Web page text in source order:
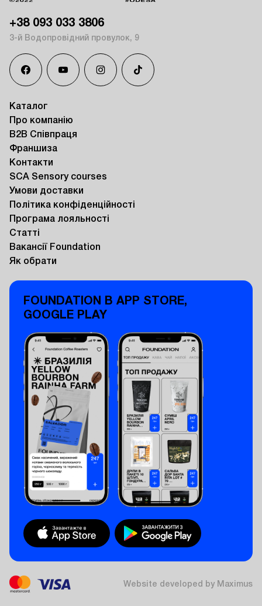
+38 093 033 3806
3-й Водопровідний провулок, 9
Каталог
Про компанію
B2B Співпраця
Франшиза
Контакти
SCA Sensory courses
Умови доставки
Політика конфіденційності
Програма лояльності
Статті
Вакансії Foundation
Як обрати
FOUNDATION В APP STORE,
GOOGLE PLAY
Website developed by Maximus